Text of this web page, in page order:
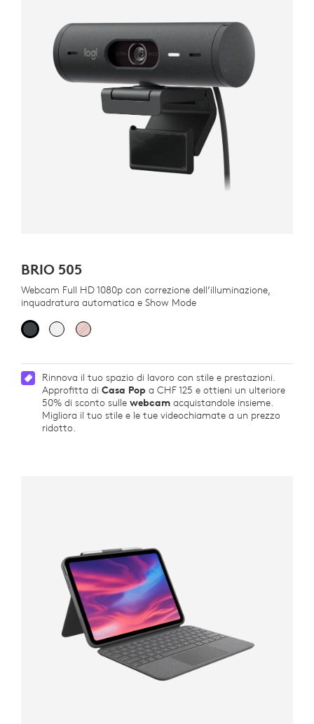
BRIO 505
Webcam Full HD 1080p con correzione dell’illuminazione,
inquadratura automatica e Show Mode
Rinnova il tuo spazio di lavoro con stile e prestazioni.
Approfitta di Casa Pop a CHF 125 e ottieni un ulteriore
50% di sconto sulle webcam acquistandole insieme.
Migliora il tuo stile e le tue videochiamate a un prezzo
ridotto.